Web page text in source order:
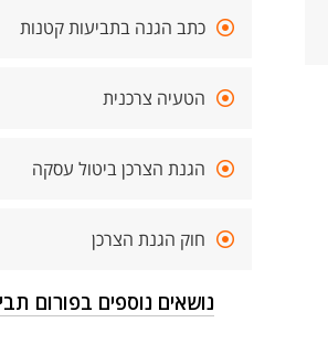
כתב הגנה בתביעות קטנות
הטעיה צרכנית
הגנת הצרכן ביטול עסקה
חוק הגנת הצרכן
נושאים נוספים בפורום